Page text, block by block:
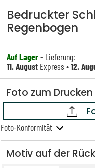
Bedruckter
Regenbogen
Auf Lager- Lieferung:
11. August Express •12.
Foto zum
Foto-Konformität
Motiv auf der